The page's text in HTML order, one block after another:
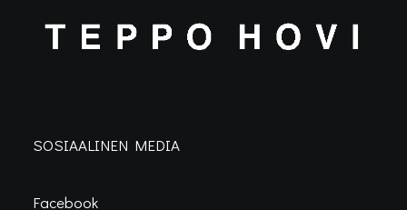
SOSIAALINEN MEDIA
Facebook